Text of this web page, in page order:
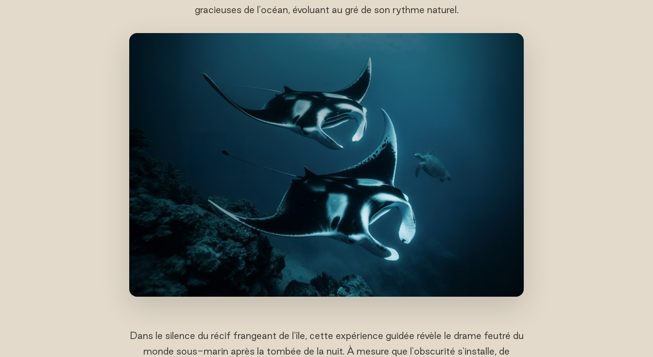
gracieuses de l'océan, évoluant au gré de son rythme naturel.
Dans le silence du récif frangeant de l'île, cette expérience guidée révèle le drame feutré du
monde sous-marin après la tombée de la nuit. À mesure que l'obscurité s'installe, de